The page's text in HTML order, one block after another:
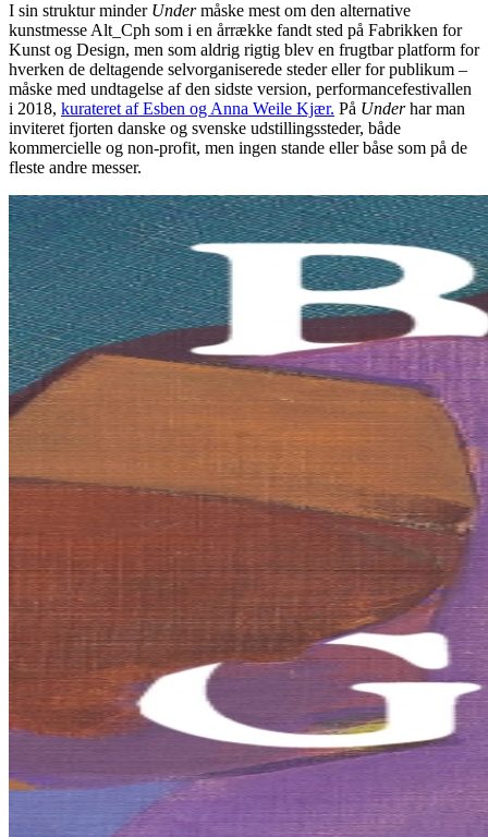
I sin struktur minder Undermåske mest om den alternative
kunstmesse Alt_Cph som i en årrække fandt sted på Fabrikken for
Kunst og Design, men som aldrig rigtig blev en frugtbar platform for
hverken de deltagende selvorganiserede steder eller for publikum –
måske med undtagelse af den sidste version, performancefestivallen
i 2018, kurateret af Esben og Anna Weile Kjær. På Underhar man
inviteret fjorten danske og svenske udstillingssteder, både
kommercielle og non-profit, men ingen stande eller båse som på de
fleste andre messer.